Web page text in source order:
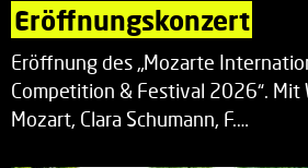
Eröffnungskonzert
Eröffnung des „Mozarte
Competition & Festival 2026“. Mit
Mozart, Clara Schumann, F.…